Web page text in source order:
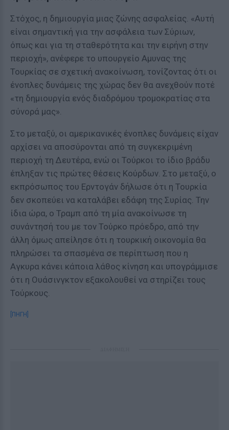
Στόχος, η δημιουργία μιας ζώνης ασφαλείας. «Αυτή
είναι σημαντική για την ασφάλεια των Σύριων,
όπως και για τη σταθερότητα και την ειρήνη στην
περιοχή», ανέφερε το υπουργείο Αμυνας της
Τουρκίας σε σχετική ανακοίνωση, τονίζοντας ότι οι
ένοπλες δυνάμεις της χώρας δεν θα ανεχθούν ποτέ
«τη δημιουργία ενός διαδρόμου τρομοκρατίας στα
σύνορά μας».
Στο μεταξύ, οι αμερικανικές ένοπλες δυνάμεις είχαν
αρχίσει να αποσύρονται από τη συγκεκριμένη
περιοχή τη Δευτέρα, ενώ οι Τούρκοι το ίδιο βράδυ
έπληξαν τις πρώτες θέσεις Κούρδων. Στο μεταξύ, ο
εκπρόσωπος του Ερντογάν δήλωσε ότι η Τουρκία
δεν σκοπεύει να καταλάβει εδάφη της Συρίας. Την
ίδια ώρα, ο Τραμπ από τη μία ανακοίνωσε τη
συνάντησή του με τον Τούρκο πρόεδρο, από την
άλλη όμως απείλησε ότι η τουρκική οικονομία θα
πληρώσει τα σπασμένα σε περίπτωση που η
Αγκυρα κάνει κάποια λάθος κίνηση και υπογράμμισε
ότι η Ουάσινγκτον εξακολουθεί να στηρίζει τους
Τούρκους.
[ΠΗΓΗ]